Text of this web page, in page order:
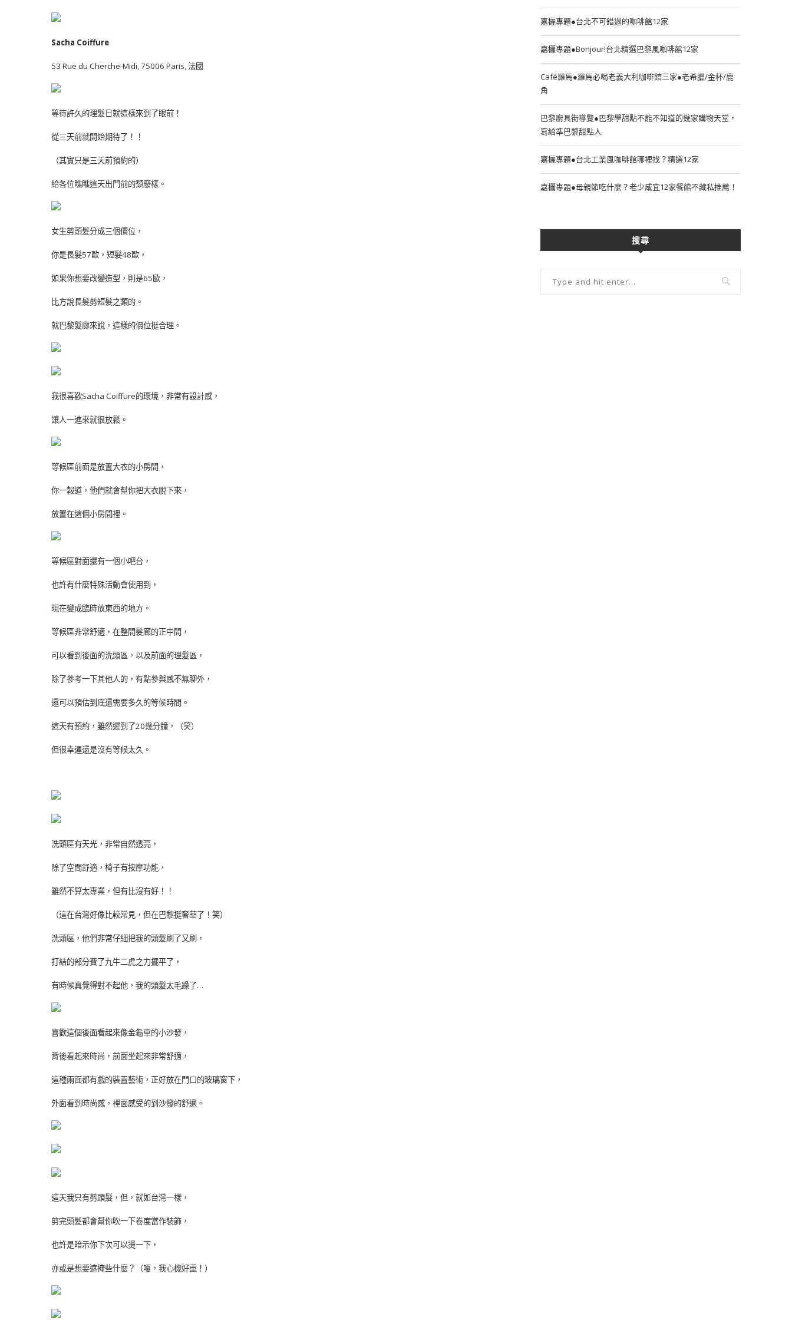
Sacha Coiffure
53 Rue du Cherche-Midi, 75006 Paris, 法國
等待許久的理髮日就這樣來到了眼前！
從三天前就開始期待了！！
（其實只是三天前預約的）
給各位瞧瞧這天出門前的頹廢樣。
女生剪頭髮分成三個價位，
你是長髮57歐，短髮48歐，
如果你想要改變造型，則是65歐，
比方說長髮剪短髮之類的。
就巴黎髮廊來說，這樣的價位挺合理。
我很喜歡Sacha Coiffure的環境，非常有設計感，
讓人一進來就很放鬆。
等候區前面是放置大衣的小房間，
你一報道，他們就會幫你把大衣脫下來，
放置在這個小房間裡。
等候區對面還有一個小吧台，
也許有什麼特殊活動會使用到，
現在變成臨時放東西的地方。
等候區非常舒適，在整間髮廊的正中間，
可以看到後面的洗頭區，以及前面的理髮區，
除了參考一下其他人的，有點參與感不無聊外，
還可以預估到底還需要多久的等候時間。
這天有預約，雖然遲到了20幾分鐘，（笑）
但很幸運還是沒有等候太久。
洗頭區有天光，非常自然透亮，
除了空間舒適，椅子有按摩功能，
雖然不算太專業，但有比沒有好！！
（這在台灣好像比較常見，但在巴黎挺奢華了！笑）
洗頭區，他們非常仔細把我的頭髮刷了又刷，
打結的部分費了九牛二虎之力擺平了，
有時候真覺得對不起他，我的頭髮太毛躁了…
喜歡這個後面看起來像金龜車的小沙發，
背後看起來時尚，前面坐起來非常舒適，
這種兩面都有戲的裝置藝術，正好放在門口的玻璃窗下，
外面看到時尚感，裡面感受的到沙發的舒適。
這天我只有剪頭髮，但，就如台灣一樣，
剪完頭髮都會幫你吹一下卷度當作裝飾，
也許是暗示你下次可以燙一下，
亦或是想要遮掩些什麼？（嗄，我心機好重！）
嘉欐專題●台北不可錯過的咖啡館12家
嘉欐專題●Bonjour!台北精選巴黎風咖啡館12家
Café羅馬●羅馬必喝老義大利咖啡館三家●老希臘/金杯/鹿
角
巴黎廚具街導覽●巴黎學甜點不能不知道的幾家購物天堂，
寫給準巴黎甜點人
嘉欐專題●台北工業風咖啡館哪裡找？精選12家
嘉欐專題●母親節吃什麼？老少咸宜12家餐館不藏私推薦！
搜尋